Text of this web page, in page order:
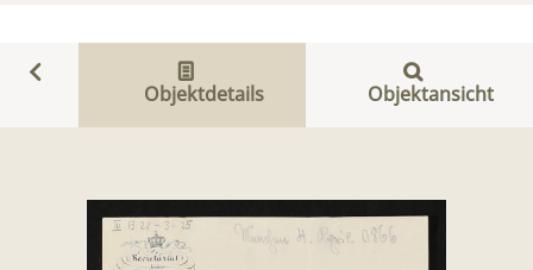
Objektdetails Objektansicht